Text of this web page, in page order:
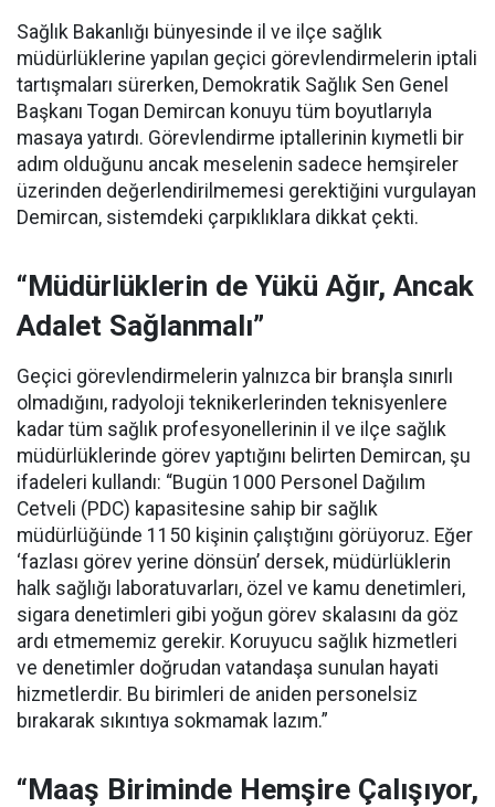
Sağlık Bakanlığı bünyesinde il ve ilçe sağlık
müdürlüklerine yapılan geçici görevlendirmelerin iptali
tartışmaları sürerken, Demokratik Sağlık Sen Genel
Başkanı Togan Demircan konuyu tüm boyutlarıyla
masaya yatırdı. Görevlendirme iptallerinin kıymetli bir
adım olduğunu ancak meselenin sadece hemşireler
üzerinden değerlendirilmemesi gerektiğini vurgulayan
Demircan, sistemdeki çarpıklıklara dikkat çekti.
“Müdürlüklerin de Yükü Ağır, Ancak
Adalet Sağlanmalı”
Geçici görevlendirmelerin yalnızca bir branşla sınırlı
olmadığını, radyoloji teknikerlerinden teknisyenlere
kadar tüm sağlık profesyonellerinin il ve ilçe sağlık
müdürlüklerinde görev yaptığını belirten Demircan, şu
ifadeleri kullandı: “Bugün 1000 Personel Dağılım
Cetveli (PDC) kapasitesine sahip bir sağlık
müdürlüğünde 1150 kişinin çalıştığını görüyoruz. Eğer
‘fazlası görev yerine dönsün’ dersek, müdürlüklerin
halk sağlığı laboratuvarları, özel ve kamu denetimleri,
sigara denetimleri gibi yoğun görev skalasını da göz
ardı etmememiz gerekir. Koruyucu sağlık hizmetleri
ve denetimler doğrudan vatandaşa sunulan hayati
hizmetlerdir. Bu birimleri de aniden personelsiz
bırakarak sıkıntıya sokmamak lazım.”
“Maaş Biriminde Hemşire Çalışıyor,